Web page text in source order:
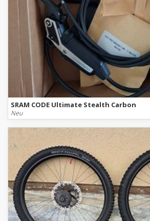
SRAM CODE Ultimate Stealth Carbon
Neu